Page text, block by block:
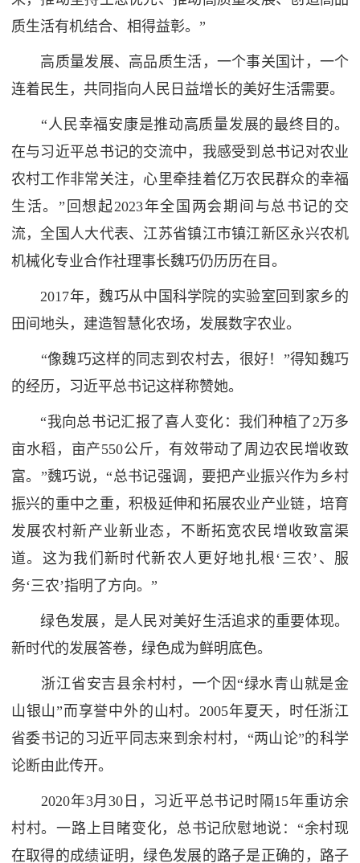
质生活有机结合、相得益彰。”
高质量发展、高品质生活，一个事关国计，一个
连着民生，共同指向人民日益增长的美好生活需要。
“人民幸福安康是推动高质量发展的最终目的。
在与习近平总书记的交流中，我感受到总书记对农业
农村工作非常关注，心里牵挂着亿万农民群众的幸福
生活。”回想起2023年全国两会期间与总书记的交
流，全国人大代表、江苏省镇江市镇江新区永兴农机
机械化专业合作社理事长魏巧仍历历在目。
2017年，魏巧从中国科学院的实验室回到家乡的
田间地头，建造智慧化农场，发展数字农业。
“像魏巧这样的同志到农村去，很好！”得知魏巧
的经历，习近平总书记这样称赞她。
“我向总书记汇报了喜人变化：我们种植了2万多
亩水稻，亩产550公斤，有效带动了周边农民增收致
富。”魏巧说，“总书记强调，要把产业振兴作为乡村
振兴的重中之重，积极延伸和拓展农业产业链，培育
发展农村新产业新业态，不断拓宽农民增收致富渠
道。这为我们新时代新农人更好地扎根‘三农’、服
务‘三农’指明了方向。”
绿色发展，是人民对美好生活追求的重要体现。
新时代的发展答卷，绿色成为鲜明底色。
浙江省安吉县余村村，一个因“绿水青山就是金
山银山”而享誉中外的山村。2005年夏天，时任浙江
省委书记的习近平同志来到余村村，“两山论”的科学
论断由此传开。
2020年3月30日，习近平总书记时隔15年重访余
村村。一路上目睹变化，总书记欣慰地说：“余村现
在取得的成绩证明，绿色发展的路子是正确的，路子